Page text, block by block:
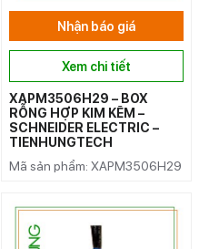
Nhận báo giá
Xem chi tiết
XAPM3506H29 – BOX
RỖNG HỢP KIM KẼM –
SCHNEIDER ELECTRIC –
TIENHUNGTECH
Mã sản phẩm: XAPM3506H29